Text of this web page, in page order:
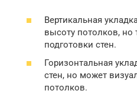
Вертикальная
высоту потолков, но
подготовки стен.
Горизонтальная
стен, но может
потолков.